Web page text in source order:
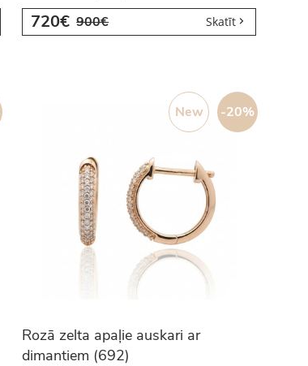
720€ 900€ Skatīt
-20%
New
Rozā zelta apaļie auskari ar
dimantiem (692)